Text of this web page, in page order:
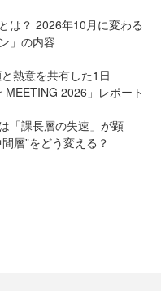
は？ 2026年10月に変わる
」の内容
熱意を共有した1日
2026」レポート
「課長層の失速」が顕
層”をどう変える？